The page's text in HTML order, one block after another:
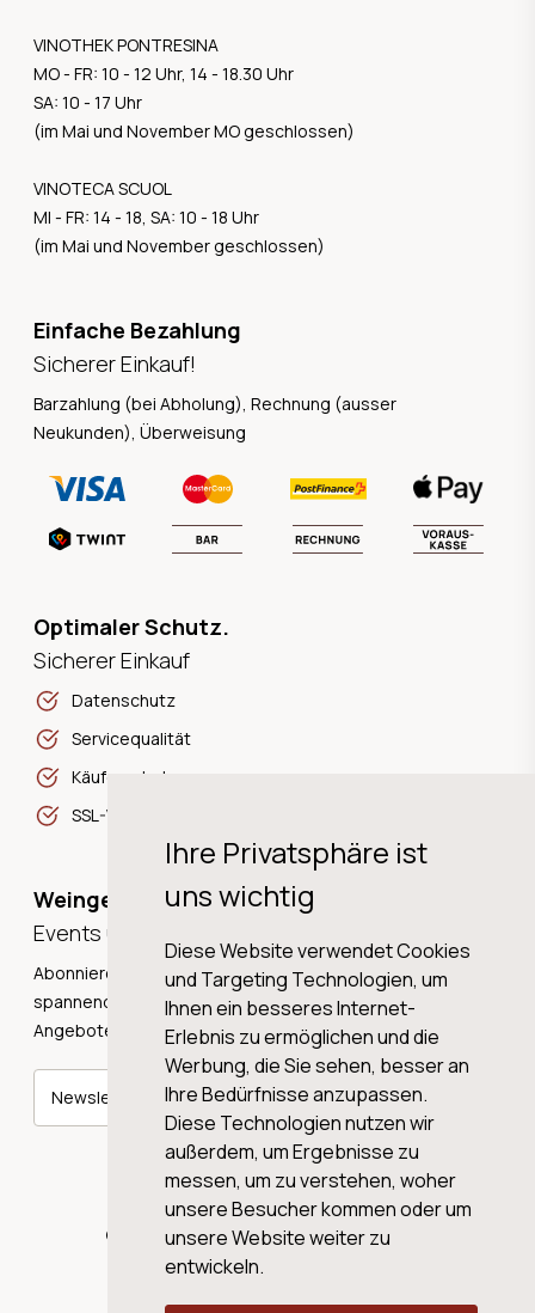
Ihre Privatsphäre ist
uns wichtig
Diese Website verwendet Cookies
und Targeting Technologien, um
Ihnen ein besseres Internet-
Erlebnis zu ermöglichen und die
Werbung, die Sie sehen, besser an
Ihre Bedürfnisse anzupassen.
Diese Technologien nutzen wir
außerdem, um Ergebnisse zu
messen, um zu verstehen, woher
unsere Besucher kommen oder um
unsere Website weiter zu
entwickeln.
VINOTHEK PONTRESINA
MO - FR: 10 - 12 Uhr, 14 - 18.30 Uhr
SA: 10 - 17 Uhr
(im Mai und November MO geschlossen)
VINOTECA SCUOL
MI - FR: 14 - 18, SA: 10 - 18 Uhr
(im Mai und November geschlossen)
Einfache Bezahlung
Sicherer Einkauf!
Barzahlung (bei Abholung), Rechnung (ausser
Neukunden), Überweisung
Optimaler Schutz.
Sicherer Einkauf
Datenschutz
Servicequalität
Käuferschutz
SSL-Verschlüsselung
Weingeschichten,
Events und Neuigkeiten!
Abonnieren Sie unseren Newsletter und erhalten Sie
spannende Weingeschichten, Neuigkeiten und tolle
Angebote direkt in Ihre Mailbox.
Newsletter abonnieren
© 2026 WINE AG VALENTIN & VON SALIS